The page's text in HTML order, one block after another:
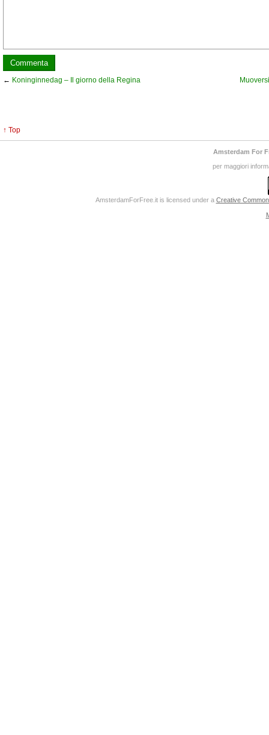
← Koninginnedag – Il giorno della Regina
↑ Top
Amsterdam For
per maggiori
AmsterdamForFree.itis licensed under a Creative